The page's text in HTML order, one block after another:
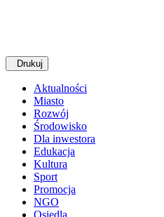
Drukuj
Aktualności
Miasto
Rozwój
Środowisko
Dla inwestora
Edukacja
Kultura
Sport
Promocja
NGO
Osiedla